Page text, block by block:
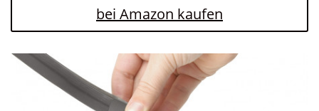
bei Amazon kaufen